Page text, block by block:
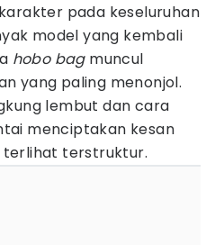
pada keseluruhan
model yang kembali
hobo bagmuncul
yang paling menonjol.
lembut dan cara
menciptakan kesan
terlihat terstruktur.